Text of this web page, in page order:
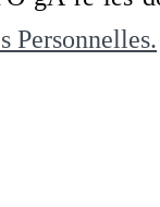
Personnelles.